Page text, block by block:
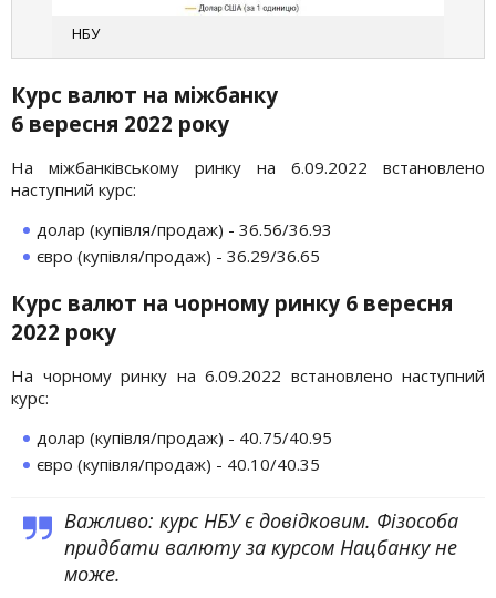
НБУ
Курс валют на міжбанку
6 вересня 2022 року
На міжбанківському ринку на 6.09.2022 встановлено
наступний курс:
долар (купівля/продаж) - 36.56/36.93
євро (купівля/продаж) - 36.29/36.65
Курс валют на чорному ринку 6 вересня
2022 року
На чорному ринку на 6.09.2022 встановлено наступний
курс:
долар (купівля/продаж) - 40.75/40.95
євро (купівля/продаж) - 40.10/40.35
Важливо: курс НБУ є довідковим. Фізособа
придбати валюту за курсом Нацбанку не
може.